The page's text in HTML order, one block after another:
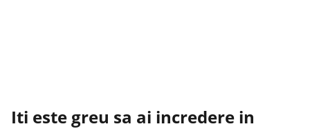
Iti este greu sa ai incredere in